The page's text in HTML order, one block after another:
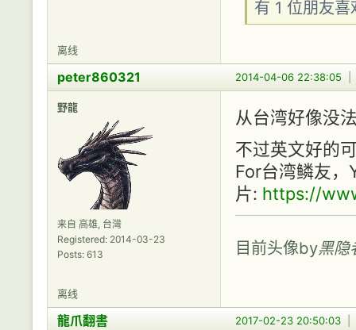
有 1 位朋友
离线
2014-04-06 22:38:05
peter860321
野龍
来自 高雄, 台灣
Registered: 2014-03-23
Posts: 613
从台湾好像没
不过英文好的
For台湾鳞友
片: https://
目前头像by黑隐
离线
2017-02-23 20:50:03
龍爪翻書